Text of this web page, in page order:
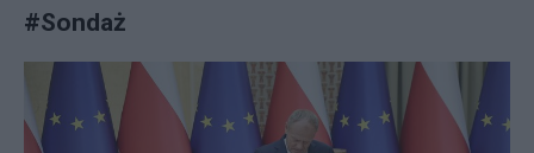
#Sondaż